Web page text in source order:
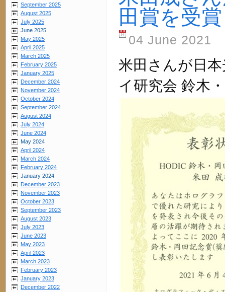
September 2025
August 2025
July 2025
June 2025
May 2025
April 2025
March 2025
February 2025
January 2025
December 2024
November 2024
October 2024
September 2024
August 2024
July 2024
June 2024
May 2024
April 2024
March 2024
February 2024
January 2024
December 2023
November 2023
October 2023
September 2023
August 2023
July 2023
June 2023
May 2023
April 2023
March 2023
February 2023
January 2023
December 2022
田賞を受
04 June 2021
米田さんが日
イ研究会 鈴木